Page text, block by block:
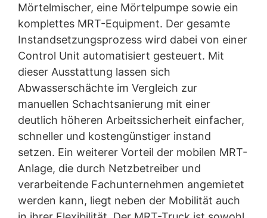
Mörtelmischer, eine Mörtelpumpe sowie ein
komplettes MRT-Equipment. Der gesamte
Instandsetzungsprozess wird dabei von einer
Control Unit automatisiert gesteuert. Mit
dieser Ausstattung lassen sich
Abwasserschächte im Vergleich zur
manuellen Schachtsanierung mit einer
deutlich höheren Arbeitssicherheit einfacher,
schneller und kostengünstiger instand
setzen. Ein weiterer Vorteil der mobilen MRT-
Anlage, die durch Netzbetreiber und
verarbeitende Fachunternehmen angemietet
werden kann, liegt neben der Mobilität auch